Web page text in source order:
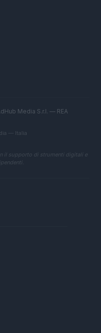
Media S.r.l. — REA
— Italia
il supporto di strumenti digitali e